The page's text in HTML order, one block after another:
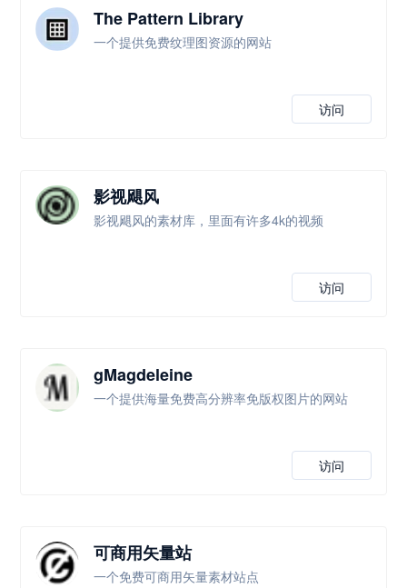
The Pattern Library
一个提供免费纹理图资源的网站
访问
影视飓风
影视飓风的素材库，里面有许多4k的视频
访问
gMagdeleine
一个提供海量免费高分辨率免版权图片的网站
访问
可商用矢量站
一个免费可商用矢量素材站点